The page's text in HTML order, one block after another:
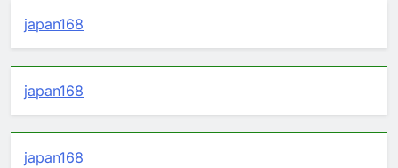
japan168
japan168
japan168